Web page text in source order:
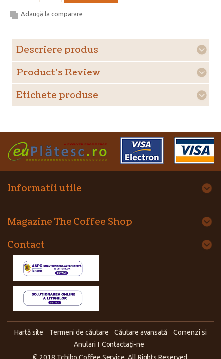
Adaugă la comparare
Descriere produs
Product's Review
Etichete produse
Informatii utile
Magazine The Coffee Shop
Contact
Hartă site Termeni de căutare Căutare avansată
Comenzi si
Anulari
Contactaţi-ne
© 2018 Tchibo Coffee Service. All Rights Reserved.